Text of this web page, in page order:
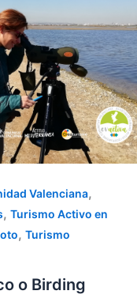
Valenciana,
, Turismo Activo en
, Turismo
o Birding